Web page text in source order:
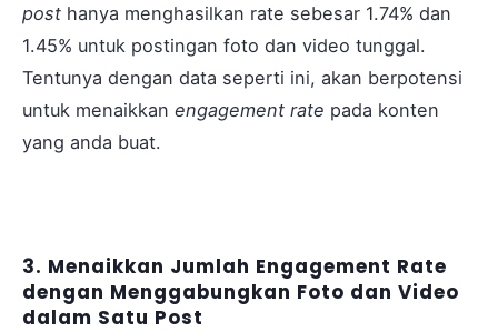
post hanya menghasilkan rate sebesar 1.74% dan
1.45% untuk postingan foto dan video tunggal.
Tentunya dengan data seperti ini, akan berpotensi
untuk menaikkan engagement rate pada konten
yang anda buat.
3. Menaikkan Jumlah Engagement Rate
dengan Menggabungkan Foto dan Video
dalam Satu Post